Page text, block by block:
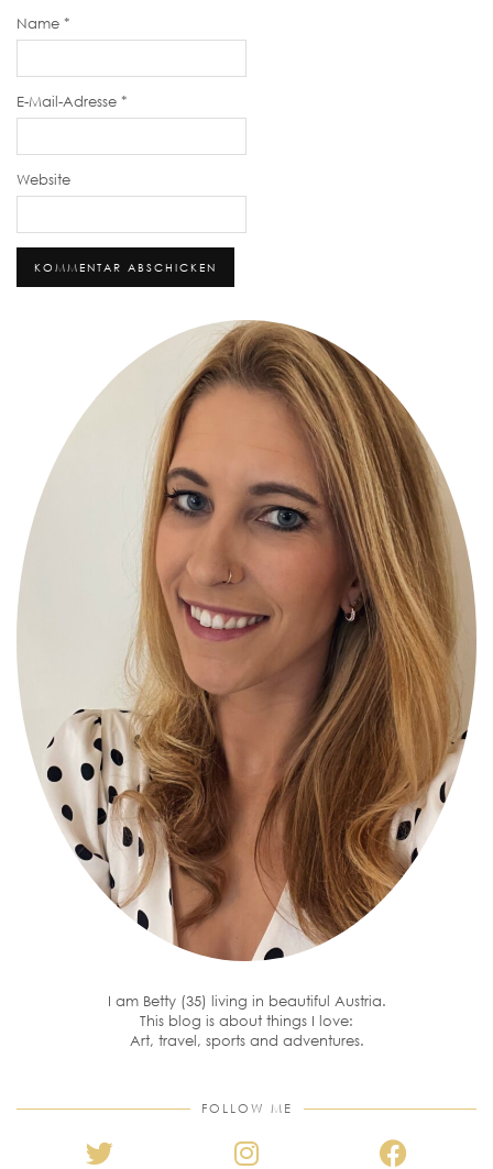
Name *
E-Mail-Adresse *
Website
I am Betty (35) living in beautiful Austria.
This blog is about things I love:
Art, travel, sports and adventures.
FOLLOW ME